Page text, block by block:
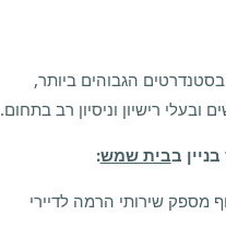
הגבוהים ביותר,
רישיון וניסיון רב בתחום.
בבית שמש:
מספק שירותי הרמה לדיירי